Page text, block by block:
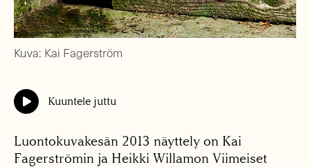
Kuva: Kai Fagerström
Kuuntele juttu
Luontokuvakesän 2013 näyttely on Kai
Fagerströmin ja Heikki Willamon Viimeiset